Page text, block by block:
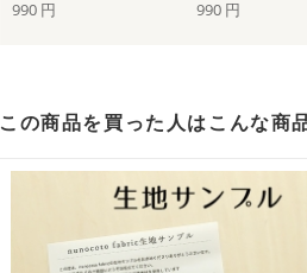
990 円 990 円
この商品を買った人はこんな商